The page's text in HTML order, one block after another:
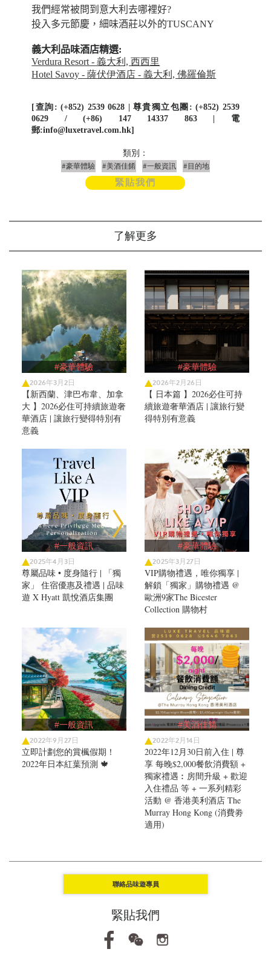
我們經常被問到意大利去哪裡好?
投入多元節慶，細味酒莊以外的TUSCANY
義大利品味酒店精選:
Verdura Resort - 義大利, 西西里
Hotel Savoy - 薩伏伊酒店 - 義大利, 佛羅倫斯
[查詢: (+852) 2539 0628 | 尊貴獨立包團: (+852) 2539
0629 / (+86) 147 14337 863 | 電
郵:info@luxetravel.com.hk]
類別：
#豪華體驗 #美酒佳餚 #一般資訊 #目的地
緊貼我們
了解更多
#豪華體驗
2026年3月2日
【新西蘭、津巴布韋、加拿
大 】2026必住可持續旅遊奢
華酒店 | 讓旅行變得特別有
意義
#豪華體驗
2026年2月26日
【 日本篇 】2026必住可持
續旅遊奢華酒店 | 讓旅行變
得特別有意義
#一般資訊
2025年4月3日
尊屬品味 • 度身隨行 | 「獨
家」 住宿優惠及禮遇 | 品味
遊 X Hyatt 凱悅酒店集團
#豪華體驗
2025年3月27日
VIP購物禮遇，唯你獨享 |
解鎖「獨家」購物禮遇 @
歐洲9家The Bicester
Collection 購物村
#一般資訊
2022年9月27日
立即計劃您的賞楓假期！
2022年日本紅葉預測 🍁
#美酒佳餚
2022年2月14日
2022年12月30日前入住 | 尊
享 每晚$2,000餐飲消費額 +
獨家禮遇︰房間升級 + 歡迎
入住禮品 等 + 一系列精彩
活動 @ 香港美利酒店 The
Murray Hong Kong (消費劵
適用)
聯絡品味遊專員
緊貼我們